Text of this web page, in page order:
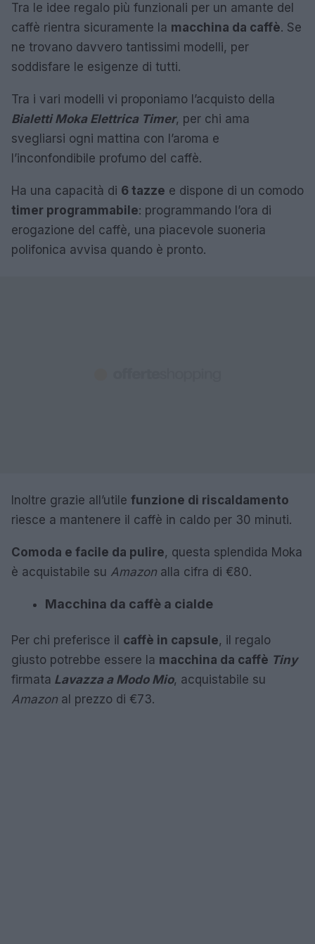
Tra le idee regalo più funzionali per un amante del
caffè rientra sicuramente la macchina da caffè. Se
ne trovano davvero tantissimi modelli, per
soddisfare le esigenze di tutti.
Tra i vari modelli vi proponiamo l’acquisto della
Bialetti Moka Elettrica Timer, per chi ama
svegliarsi ogni mattina con l’aroma e
l’inconfondibile profumo del caffè.
Ha una capacità di 6 tazze e dispone di un comodo
timer programmabile: programmando l’ora di
erogazione del caffè, una piacevole suoneria
polifonica avvisa quando è pronto.
Inoltre grazie all’utile funzione di riscaldamento
riesce a mantenere il caffè in caldo per 30 minuti.
Comoda e facile da pulire, questa splendida Moka
è acquistabile su Amazon alla cifra di €80.
Macchina da caffè a cialde
Per chi preferisce il caffè in capsule, il regalo
giusto potrebbe essere la macchina da caffè Tiny
firmata Lavazza a Modo Mio, acquistabile su
Amazon al prezzo di €73.